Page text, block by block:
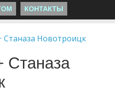
КОНТАКТЫ
Станаза Новотроицк
Станаза